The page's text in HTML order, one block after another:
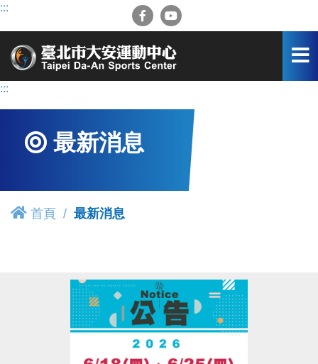
跳
容
:::
:::
最新消息
首頁 最新消息